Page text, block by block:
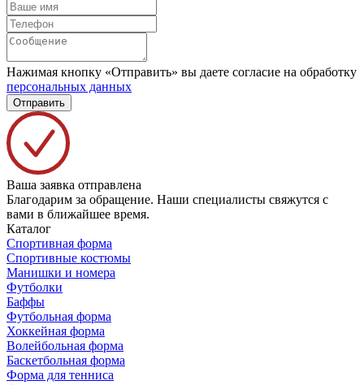
Нажимая кнопку «Отправить» вы даете согласие на обработку
персональных данных
Отправить
Ваша заявка отправлена
Благодарим за обращение. Наши специалисты свяжутся с
вами в ближайшее время.
Каталог
Спортивная форма
Спортивные костюмы
Манишки и номера
Футболки
Баффы
Футбольная форма
Хоккейная форма
Волейбольная форма
Баскетбольная форма
Форма для тенниса